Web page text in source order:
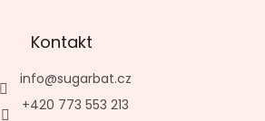
Kontakt
info@sugarbat.cz
+420 773 553 213